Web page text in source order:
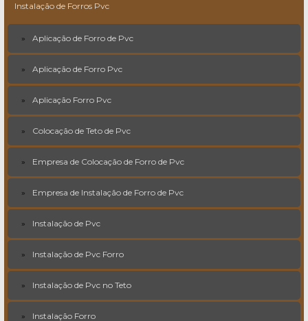
Instalação de Forros Pvc
Aplicação de Forro de Pvc
Aplicação de Forro Pvc
Aplicação Forro Pvc
Colocação de Teto de Pvc
Empresa de Colocação de Forro de Pvc
Empresa de Instalação de Forro de Pvc
Instalação de Pvc
Instalação de Pvc Forro
Instalação de Pvc no Teto
Instalação Forro